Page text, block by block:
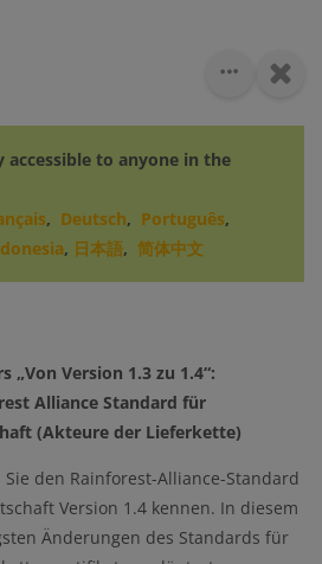
accessible to anyone in the
, Deutsch, Português,
, 日本語, 简体中文
„Von Version 1.3 zu 1.4“:
Alliance Standard für
(Akteure der Lieferkette)
den Rainforest-Alliance-Standard
Version 1.4 kennen. In diesem
Änderungen des Standards für